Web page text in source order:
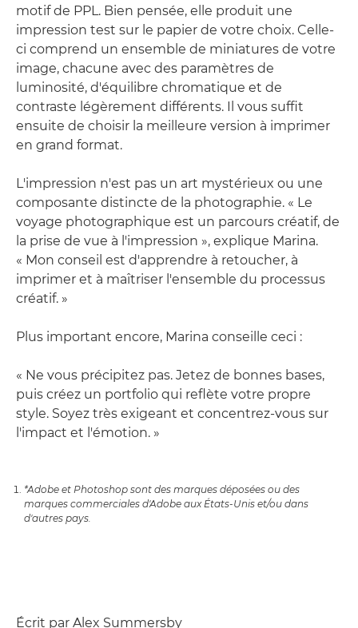
motif de PPL. Bien pensée, elle produit une
impression test sur le papier de votre choix. Celle-
ci comprend un ensemble de miniatures de votre
image, chacune avec des paramètres de
luminosité, d'équilibre chromatique et de
contraste légèrement différents. Il vous suffit
ensuite de choisir la meilleure version à imprimer
en grand format.
L'impression n'est pas un art mystérieux ou une
composante distincte de la photographie. « Le
voyage photographique est un parcours créatif, de
la prise de vue à l'impression », explique Marina.
« Mon conseil est d'apprendre à retoucher, à
imprimer et à maîtriser l'ensemble du processus
créatif. »
Plus important encore, Marina conseille ceci :
« Ne vous précipitez pas. Jetez de bonnes bases,
puis créez un portfolio qui reflète votre propre
style. Soyez très exigeant et concentrez-vous sur
l'impact et l'émotion. »
*Adobe et Photoshop sont des marques déposées ou des
marques commerciales d'Adobe aux États-Unis et/ou dans
d'autres pays.
Écrit par Alex Summersby